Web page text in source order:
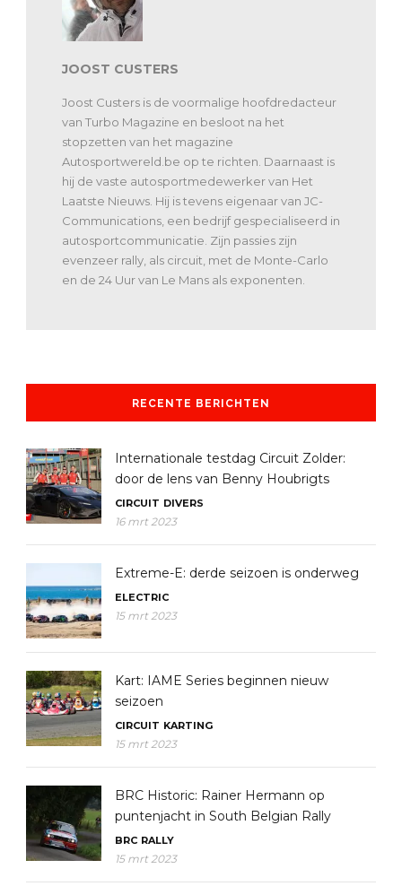
JOOST CUSTERS
Joost Custers is de voormalige hoofdredacteur
van Turbo Magazine en besloot na het
stopzetten van het magazine
Autosportwereld.be op te richten. Daarnaast is
hij de vaste autosportmedewerker van Het
Laatste Nieuws. Hij is tevens eigenaar van JC-
Communications, een bedrijf gespecialiseerd in
autosportcommunicatie. Zijn passies zijn
evenzeer rally, als circuit, met de Monte-Carlo
en de 24 Uur van Le Mans als exponenten.
RECENTE BERICHTEN
Internationale testdag Circuit Zolder:
door de lens van Benny Houbrigts
CIRCUIT DIVERS
16 mrt 2023
Extreme-E: derde seizoen is onderweg
ELECTRIC
15 mrt 2023
Kart: IAME Series beginnen nieuw
seizoen
CIRCUIT KARTING
15 mrt 2023
BRC Historic: Rainer Hermann op
puntenjacht in South Belgian Rally
BRC RALLY
15 mrt 2023